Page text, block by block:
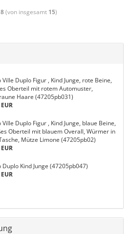
8(von insgesamt 15)
Ville Duplo Figur , Kind Junge, rote Beine,
Oberteil mit rotem Automuster,
Haare (47205pb031)
Ville Duplo Figur , Kind Junge, blaue Beine,
Oberteil mit blauem Overall, Würmer in
Mütze Limone (47205pb02)
Duplo Kind Junge (47205pb047)